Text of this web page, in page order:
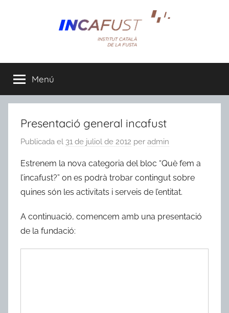
Menú
Presentació general incafust
Publicada el 31 de juliol de 2012 per admin
Estrenem la nova categoria del bloc “Què fem a
l’incafust?” on es podrà trobar contingut sobre
quines són les activitats i serveis de l’entitat.
A continuació, comencem amb una presentació
de la fundació: